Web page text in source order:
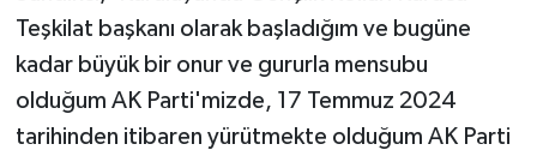
Teşkilat başkanı olarak başladığım ve bugüne
kadar büyük bir onur ve gururla mensubu
olduğum AK Parti'mizde, 17 Temmuz 2024
tarihinden itibaren yürütmekte olduğum AK Parti
İş Dünyası
Jandarma
Kadın